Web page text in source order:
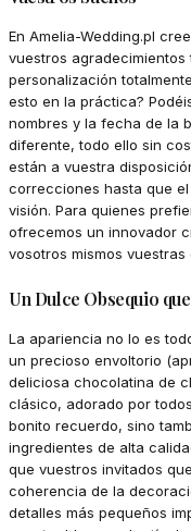
En Amelia-Wedding.pl
vuestros
personalización
esto en la práctica?
nombres y la fecha de la
diferente, todo ello sin
están a vuestra
correcciones hasta que
visión. Para quienes
ofrecemos un innovador
vosotros mismos
Un Dulce Obsequio
La apariencia no lo es
un precioso envoltorio
deliciosa chocolatina de
clásico, adorado por
bonito recuerdo, sino
ingredientes de alta
que vuestros invitados
coherencia de la
detalles más pequeños